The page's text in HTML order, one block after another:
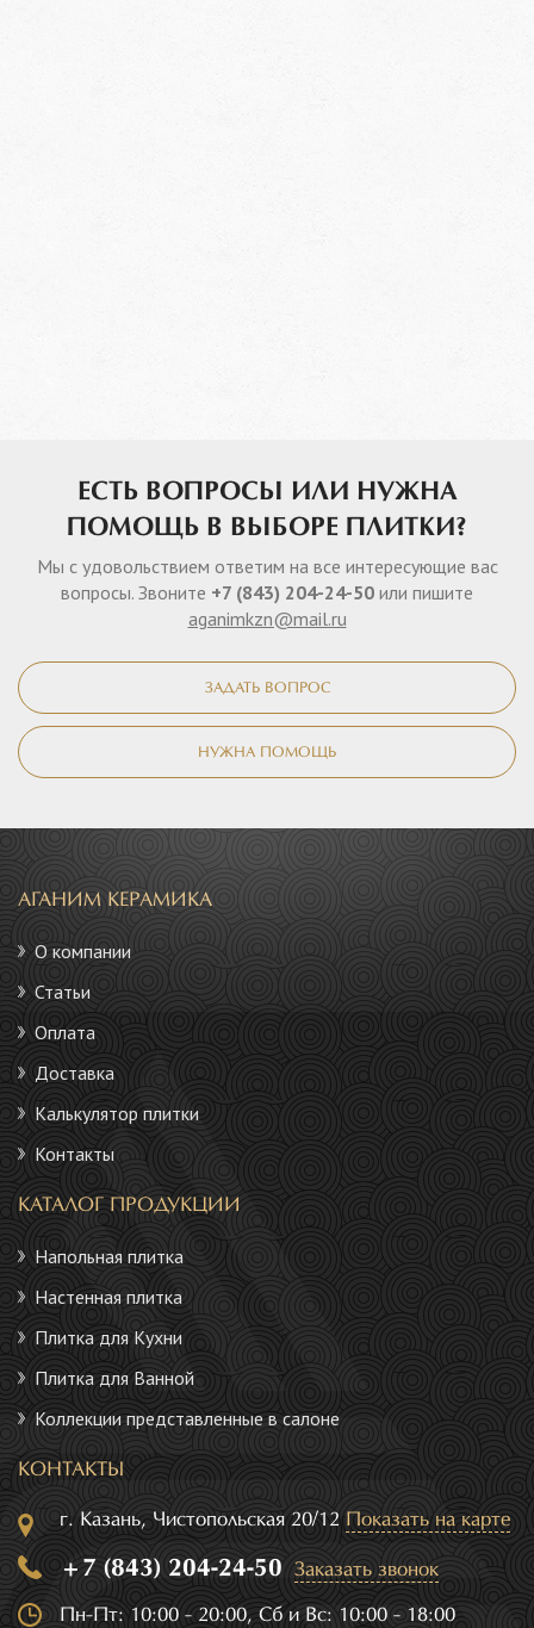
ЕСТЬ ВОПРОСЫ ИЛИ НУЖНА
ПОМОЩЬ В ВЫБОРЕ ПЛИТКИ?
Мы с удовольствием ответим на все интересующие вас
вопросы. Звоните +7 (843) 204-24-50 или пишите
aganimkzn@mail.ru
ЗАДАТЬ ВОПРОС
НУЖНА ПОМОЩЬ
АГАНИМ КЕРАМИКА
О компании
Статьи
Оплата
Доставка
Калькулятор плитки
Контакты
КАТАЛОГ ПРОДУКЦИИ
Напольная плитка
Настенная плитка
Плитка для Кухни
Плитка для Ванной
Коллекции представленные в салоне
КОНТАКТЫ
г. Казань, Чистопольская 20/12 Показать на карте
+7 (843) 204-24-50 Заказать звонок
Пн-Пт: 10:00 - 20:00, Сб и Вс: 10:00 - 18:00